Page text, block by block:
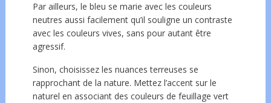
Par ailleurs, le bleu se marie avec les couleurs
neutres aussi facilement qu’il souligne un contraste
avec les couleurs vives, sans pour autant être
agressif.
Sinon, choisissez les nuances terreuses se
rapprochant de la nature. Mettez l’accent sur le
naturel en associant des couleurs de feuillage vert